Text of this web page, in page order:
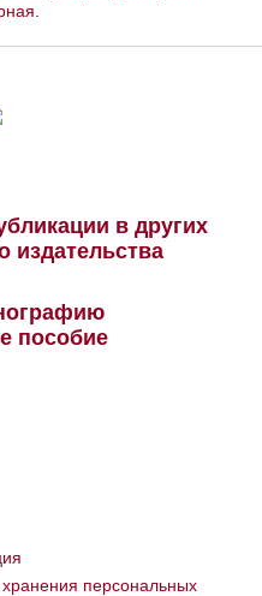
в других
издательства
пособие
персональных